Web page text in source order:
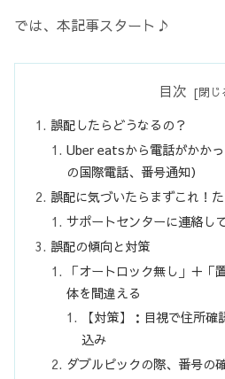
では、本記事スタート♪
目次
誤配したらどうなるの？
Uber eatsから電話がかか
の国際電話、番号通知）
誤配に気づいたらまずこれ！
サポートセンターに連絡し
誤配の傾向と対策
「オートロック無し」＋「
体を間違える
【対策】：目視で住所
込み
ダブルピックの際、番号の